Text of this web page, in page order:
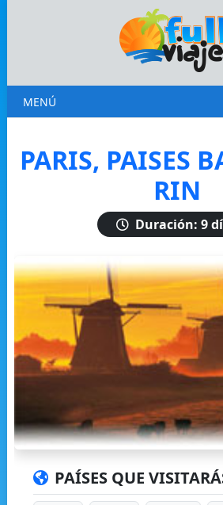
MENÚ
PARIS, PAISES
RIN
Duración: 9
PAÍSES QUE